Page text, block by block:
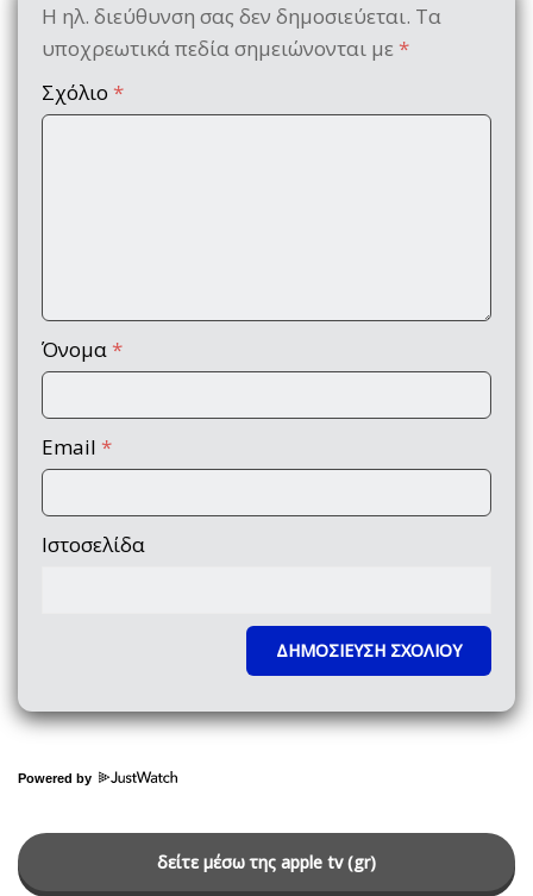
Η ηλ. διεύθυνση σας δεν δημοσιεύεται. Τα
υποχρεωτικά πεδία σημειώνονται με *
Σχόλιο *
Όνομα *
Email *
Ιστοσελίδα
Powered by
δείτε μέσω της apple tv (gr)